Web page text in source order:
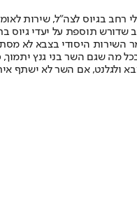
בגיוס לצה״ל, שירות
תוספת על יעדי גיוס
מה שגם השר בני גנץ
אם השר לא ישתף